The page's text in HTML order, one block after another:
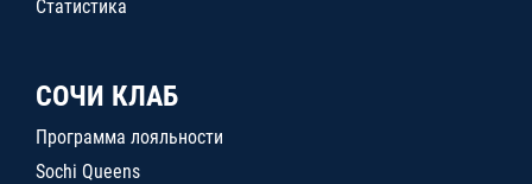
Статистика
СОЧИ КЛАБ
Программа лояльности
Sochi Queens